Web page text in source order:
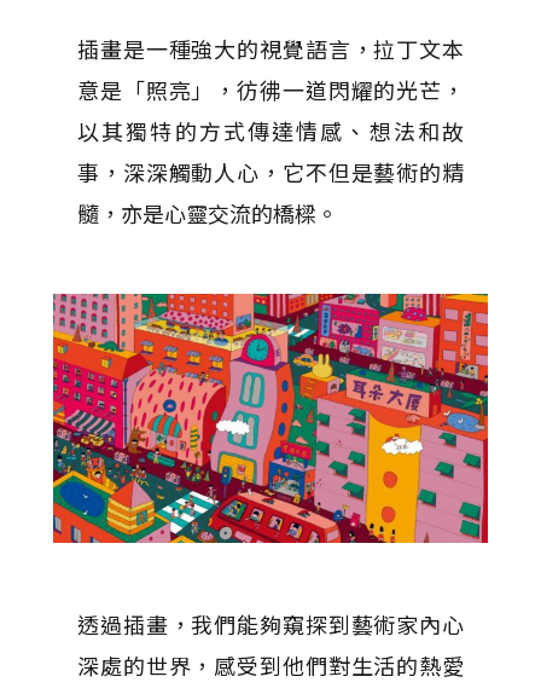
插畫是一種強大的視覺語言，拉丁文本
意是「照亮」，彷彿一道閃耀的光芒，
以其獨特的方式傳達情感、想法和故
事，深深觸動人心，它不但是藝術的精
髓，亦是心靈交流的橋樑。
透過插畫，我們能夠窺探到藝術家內心
深處的世界，感受到他們對生活的熱愛